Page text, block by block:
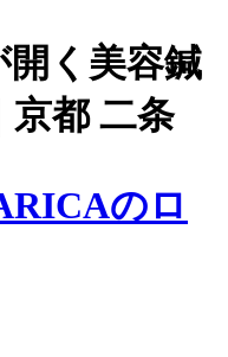
開く美容鍼
都 二条